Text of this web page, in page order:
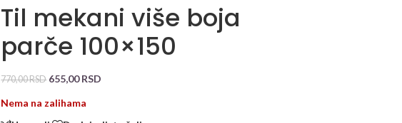
Til mekani više boja
parče 100×150
770,00RSD 655,00RSD
Nema na zalihama